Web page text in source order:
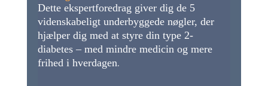
Dette ekspertforedrag giver dig de 5
videnskabeligt underbyggede nøgler, der
hjælper dig med at styre din type 2-
diabetes – med mindre medicin og mere
frihed i hverdagen.